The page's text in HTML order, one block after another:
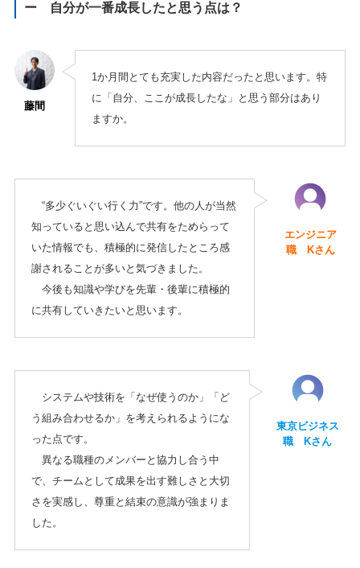
ー 自分が一番成長したと思う点は？
藤間
1か月間とても充実した内容だったと思います。特
に「自分、ここが成長したな」と思う部分はあり
ますか。
“多少ぐいぐい行く力”です。他の人が当然
知っていると思い込んで共有をためらって
いた情報でも、積極的に発信したところ感
謝されることが多いと気づきました。
今後も知識や学びを先輩・後輩に積極的
に共有していきたいと思います。
エンジニア
職 Kさん
システムや技術を「なぜ使うのか」「ど
う組み合わせるか」を考えられるようにな
った点です。
異なる職種のメンバーと協力し合う中
で、チームとして成果を出す難しさと大切
さを実感し、尊重と結束の意識が強まりま
した。
東京ビジネス
職 Kさん